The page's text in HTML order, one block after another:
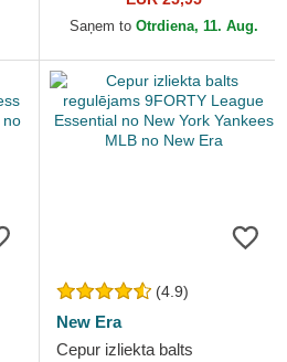
Yankees MLB no New Era
Saņem to Otrdiena, 11. Aug.
(4.9)
New Era
Cepur izliekta balts